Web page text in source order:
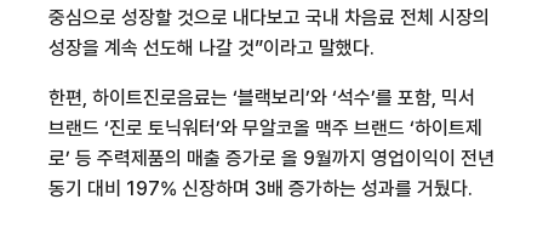
중심으로 성장할 것으로 내다보고 국내 차음료 전체 시장의
성장을 계속 선도해 나갈 것”이라고 말했다.
한편, 하이트진로음료는 ‘블랙보리’와 ‘석수’를 포함, 믹서
브랜드 ‘진로 토닉워터’와 무알코올 맥주 브랜드 ‘하이트제
로’ 등 주력제품의 매출 증가로 올 9월까지 영업이익이 전년
동기 대비 197% 신장하며 3배 증가하는 성과를 거뒀다.